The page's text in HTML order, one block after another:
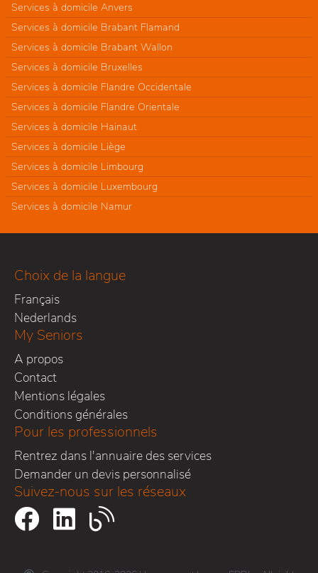
Services à domicile Anvers
Services à domicile Brabant Flamand
Services à domicile Brabant Wallon
Services à domicile Bruxelles
Services à domicile Flandre Occidentale
Services à domicile Flandre Orientale
Services à domicile Hainaut
Services à domicile Liège
Services à domicile Limbourg
Services à domicile Luxembourg
Services à domicile Namur
Choix de la langue
Français
Nederlands
My Seniors
A propos
Contact
Mentions légales
Conditions générales
Pour les professionnels
Rentrez dans l'annuaire des services
Demander un devis personnalisé
Suivez-nous sur les réseaux